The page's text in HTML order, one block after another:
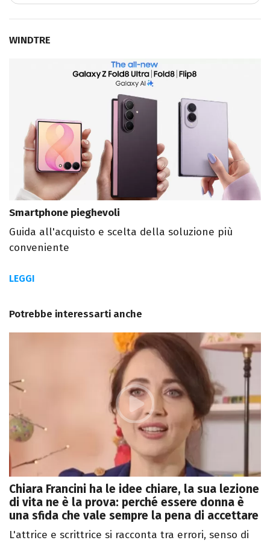
WINDTRE
Smartphone pieghevoli
Guida all'acquisto e scelta della soluzione più
conveniente
LEGGI
Potrebbe interessarti anche
Chiara Francini ha le idee chiare, la sua lezione
di vita ne è la prova: perché essere donna è
una sfida che vale sempre la pena di accettare
L'attrice e scrittrice si racconta tra errori, senso di